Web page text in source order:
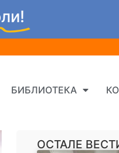
БИБЛИОТЕКА
ОСТАЛЕ